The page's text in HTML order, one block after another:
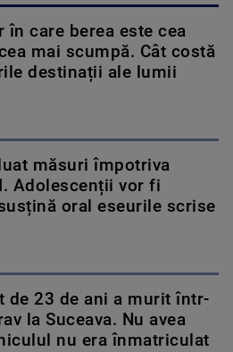
în care berea este cea
mai scumpă. Cât costă
destinații ale lumii
măsuri împotriva
Adolescenții vor fi
oral eseurile scrise
de 23 de ani a murit într-
la Suceava. Nu avea
nu era înmatriculat